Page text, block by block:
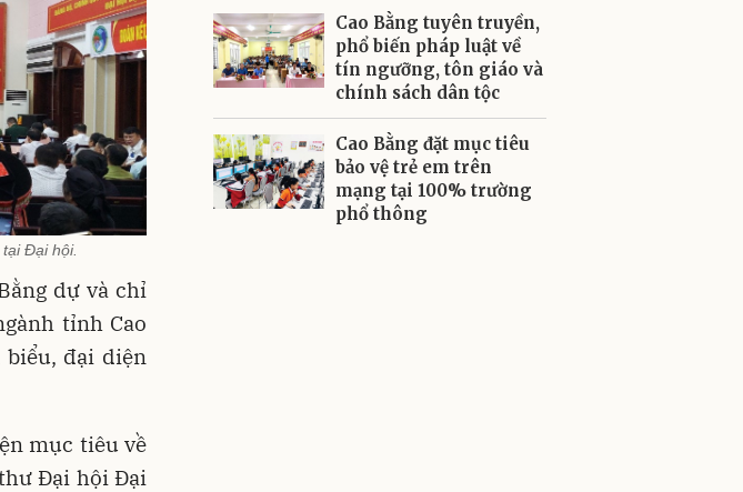
Đại hội.
dự và chỉ
tỉnh Cao
biểu, đại diện
mục tiêu về
Đại hội Đại
Cao Bằng tuyên truyền,
phổ biến pháp luật về
tín ngưỡng, tôn giáo và
chính sách dân tộc
Cao Bằng đặt mục tiêu
bảo vệ trẻ em trên
mạng tại 100% trường
phổ thông